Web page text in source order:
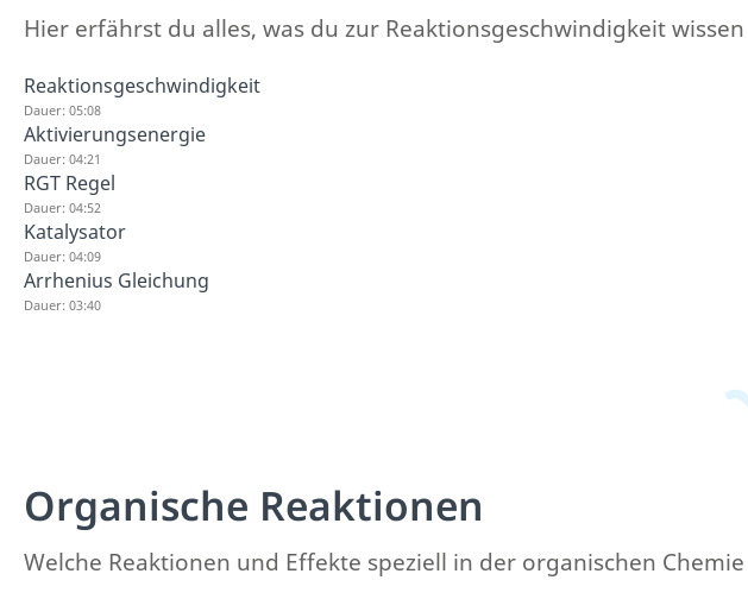
Hier erfährst du alles, was du zur Reaktionsgeschwindigkeit
Reaktionsgeschwindigkeit
Dauer: 05:08
Aktivierungsenergie
Dauer: 04:21
RGT Regel
Dauer: 04:52
Katalysator
Dauer: 04:09
Arrhenius Gleichung
Dauer: 03:40
Organische Reaktionen
Welche Reaktionen und Effekte speziell in der organischen